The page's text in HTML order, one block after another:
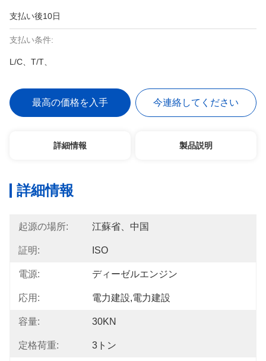
支払い後10日
支払い条件:
L/C、T/T、
最高の価格を入手 今連絡してください
詳細情報 製品説明
詳細情報
起源の場所: 江蘇省、中国
証明: ISO
電源: ディーゼルエンジン
応用: 電力建設,電力建設
容量: 30KN
定格荷重: 3トン